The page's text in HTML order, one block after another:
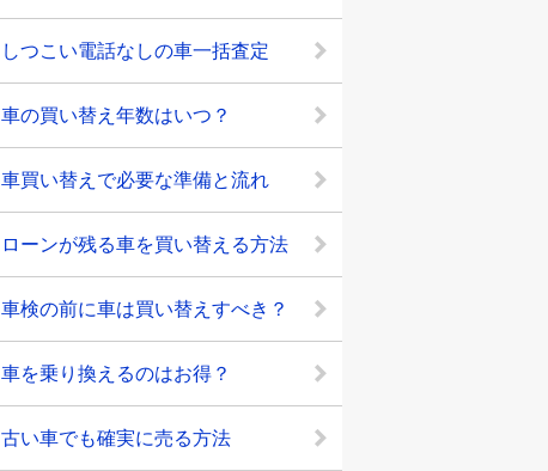
しつこい電話なしの車一括査定
車の買い替え年数はいつ？
車買い替えで必要な準備と流れ
ローンが残る車を買い替える方法
車検の前に車は買い替えすべき？
車を乗り換えるのはお得？
古い車でも確実に売る方法